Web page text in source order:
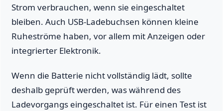
Strom verbrauchen, wenn sie eingeschaltet
bleiben. Auch USB-Ladebuchsen können kleine
Ruheströme haben, vor allem mit Anzeigen oder
integrierter Elektronik.
Wenn die Batterie nicht vollständig lädt, sollte
deshalb geprüft werden, was während des
Ladevorgangs eingeschaltet ist. Für einen Test ist